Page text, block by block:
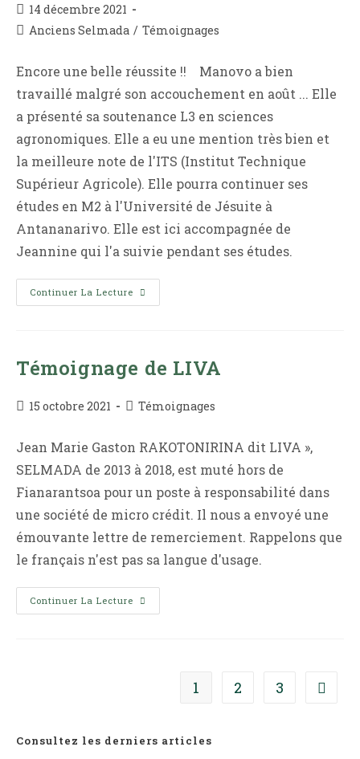
Publication
publiée :
14 décembre 2021
PostAnciens Selmada / Témoignages
Encore une belle réussite !! Manovo a bien
travaillé malgré son accouchement en août ... Elle
a présenté sa soutenance L3 en sciences
agronomiques. Elle a eu une mention très bien et
la meilleure note de l'ITS (Institut Technique
Supérieur Agricole). Elle pourra continuer ses
études en M2 à l'Université de Jésuite à
Antananarivo. Elle est ici accompagnée de
Jeannine qui l'a suivie pendant ses études.
Continuer La Lecture MANOVO
Obtient
Témoignage de LIVA
Publication
15 octobre 2021
PostTémoignages
Jean Marie Gaston RAKOTONIRINA dit LIVA »,
SELMADA de 2013 à 2018, est muté hors de
Fianarantsoa pour un poste à responsabilité dans
une société de micro crédit. Il nous a envoyé une
émouvante lettre de remerciement. Rappelons que
le français n'est pas sa langue d'usage.
Continuer La Lecture Témoignage
De
1 2 3 Aller à
Consultez les derniers articles